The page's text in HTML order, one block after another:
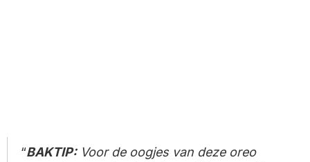
BAKTIP:Voor de oogjes van deze oreo